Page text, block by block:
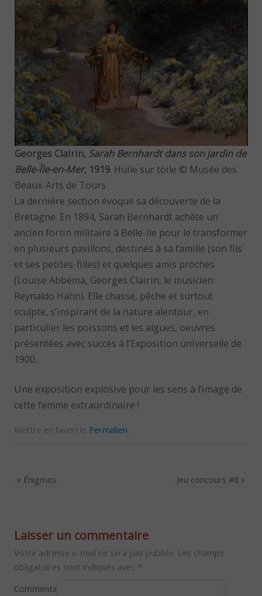
Georges Clairin, Sarah Bernhardt dans son jardin de
Belle-Île-en-Mer, 1919. Huile sur toile © Musée des
Beaux-Arts de Tours
La dernière section évoque sa découverte de la
Bretagne. En 1894, Sarah Bernhardt achète un
ancien fortin militaire à Belle-Ile pour le transformer
en plusieurs pavillons, destinés à sa famille (son fils
et ses petites-filles) et quelques amis proches
(Louise Abbéma, Georges Clairin, le musicien
Reynaldo Hahn). Elle chasse, pêche et surtout
sculpte, s’inspirant de la nature alentour, en
particulier les poissons et les algues, oeuvres
présentées avec succès à l’Exposition universelle de
1900.
Une exposition explosive pour les sens à l’image de
cette femme extraordinaire !
Mettre en favori le Permalien.
« Énigmes Jeu concours #8 »
Laisser un commentaire
Votre adresse e-mail ne sera pas publiée. Les champs
obligatoires sont indiqués avec *
Commentaire